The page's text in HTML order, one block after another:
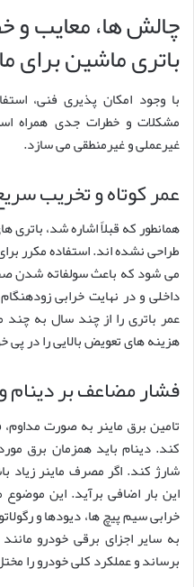
چالش ها، معایب و
باتری ماشین برای
با وجود امکان پذیری فنی،
مشکلات و خطرات جدی همراه
غیرعملی و غیرمنطقی می سازد.
عمر کوتاه و تخریب
همانطور که قبلاً اشاره شد،
طراحی نشده اند. استفاده مکرر
می شود که باعث سولفاته شدن
داخلی و در نهایت خرابی
عمر باتری را از چند سال به
هزینه های تعویض بالایی را در
فشار مضاعف بر
تامین برق ماینر به صورت مداوم،
کند. دینام باید همزمان برق
شارژ کند. اگر مصرف ماینر زیاد
این بار اضافی برآید. این
خرابی سیم پیچ ها، دیودها و
برساند و عملکرد کلی خودرو را